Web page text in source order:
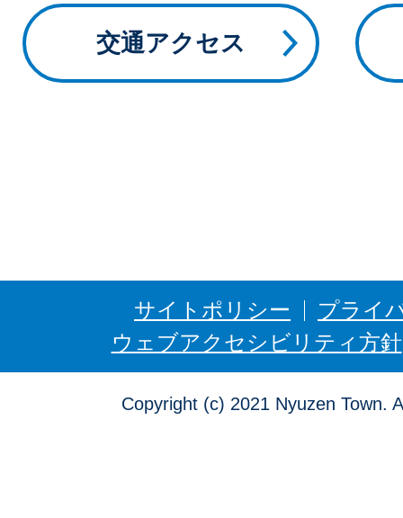
っ
と
交通アクセス
サイトポリシー
プライ
ウェブアクセシビリティ方針
Copyright (c) 2021 Nyuzen Town.